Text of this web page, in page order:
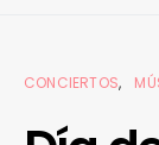
CONCIERTOS